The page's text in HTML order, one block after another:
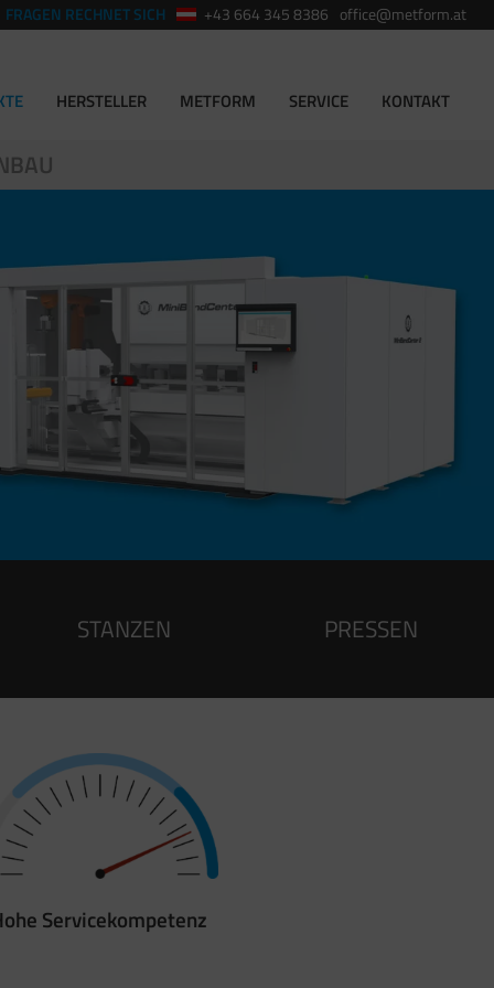
FRAGEN RECHNET SICH +43 664 345 8386 office@metform.at
HERSTELLER METFORM SERVICE KONTAKT
STANZEN PRESSEN
Servicekompetenz